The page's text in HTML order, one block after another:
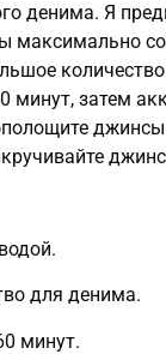
денима. Я
затем
джинсы
для денима.
минут.